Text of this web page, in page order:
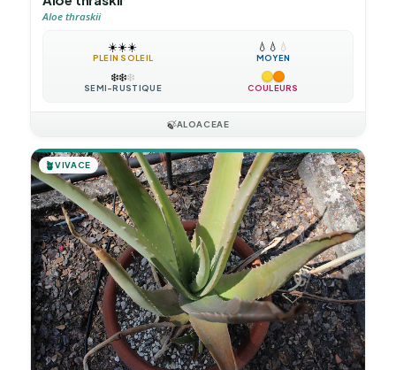
Aloe thraskii
☀️☀️☀️
PLEIN SOLEIL
💧 💧 💧
MOYEN
❄️❄️❄️
SEMI-RUSTIQUE COULEURS
🍃ALOACEAE
🪴VIVACE